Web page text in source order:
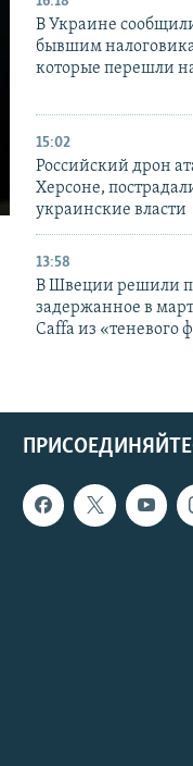
В Украине
бывшим
которые перешли
15:02
Российский дрон
Херсоне,
украинские власти
13:58
В Швеции решили
задержанное в
Caffa из «теневого